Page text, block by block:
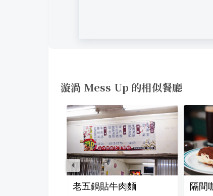
漩渦 Mess Up 的相似餐廳
老五鍋貼牛肉麵 隔間